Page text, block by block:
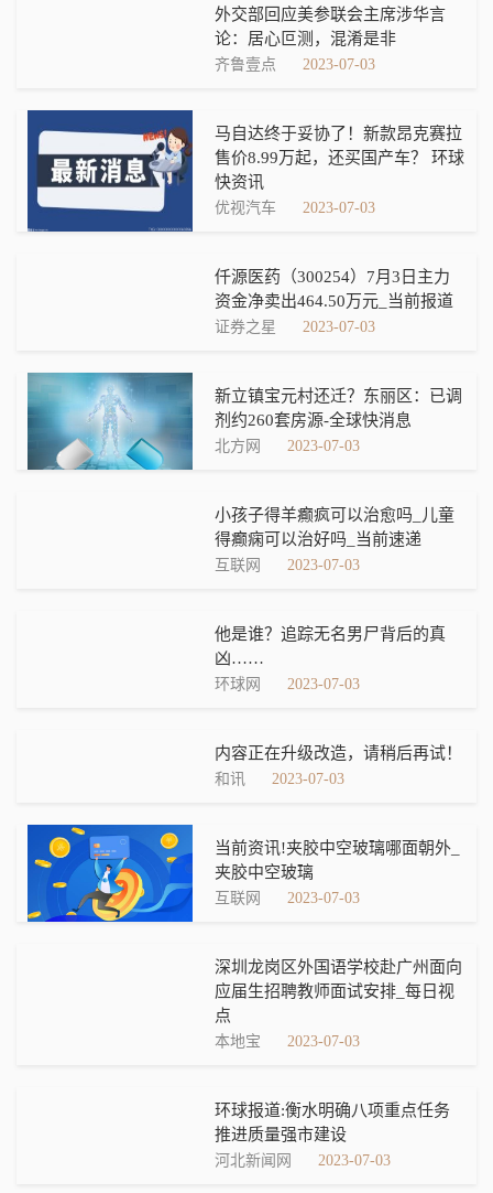
外交部回应美参联会主席涉华言
论：居心叵测，混淆是非
齐鲁壹点 2023-07-03
马自达终于妥协了！新款昂克赛拉
售价8.99万起，还买国产车？ 环球
快资讯
优视汽车 2023-07-03
仟源医药（300254）7月3日主力
资金净卖出464.50万元_当前报道
证券之星 2023-07-03
新立镇宝元村还迁？东丽区：已调
剂约260套房源-全球快消息
北方网 2023-07-03
小孩子得羊癫疯可以治愈吗_儿童
得癫痫可以治好吗_当前速递
互联网 2023-07-03
他是谁？追踪无名男尸背后的真
凶……
环球网 2023-07-03
内容正在升级改造，请稍后再试！
和讯 2023-07-03
当前资讯!夹胶中空玻璃哪面朝外_
夹胶中空玻璃
互联网 2023-07-03
深圳龙岗区外国语学校赴广州面向
应届生招聘教师面试安排_每日视
点
本地宝 2023-07-03
环球报道:衡水明确八项重点任务
推进质量强市建设
河北新闻网 2023-07-03